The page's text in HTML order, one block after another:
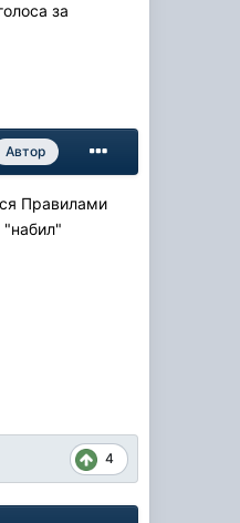
за
Автор
Правилами
"набил"
4